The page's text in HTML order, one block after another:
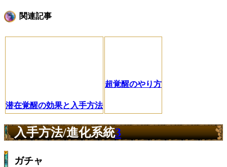
関連記事
潜在覚醒の効果と入手方法
超覚醒のやり方
入手方法/進化系統3
ガチャ